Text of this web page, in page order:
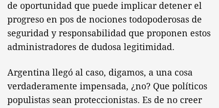
de oportunidad que puede implicar detener el
progreso en pos de nociones todopoderosas de
seguridad y responsabilidad que proponen estos
administradores de dudosa legitimidad.
Argentina llegó al caso, digamos, a una cosa
verdaderamente impensada, ¿no? Que políticos
populistas sean proteccionistas. Es de no creer